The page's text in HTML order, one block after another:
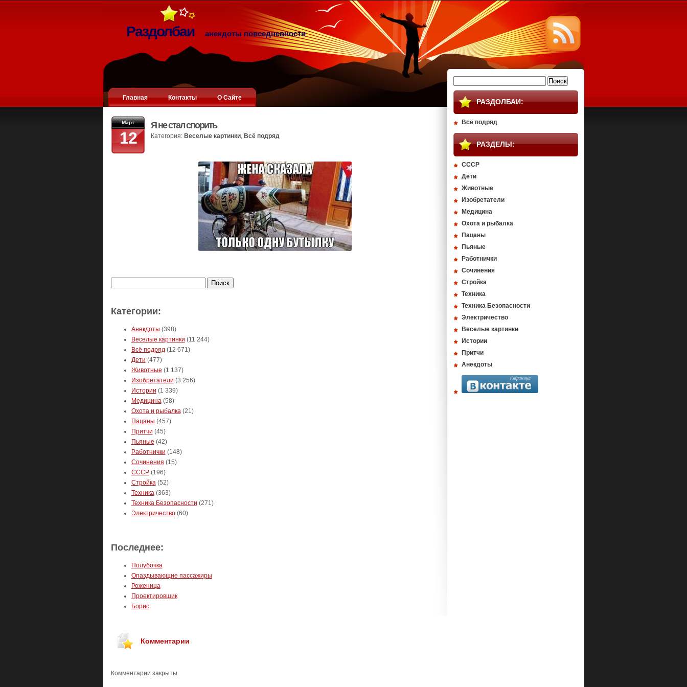
Раздолбаи анекдоты повседневности
Главная Контакты О Сайте
Март
12
Я не стал спорить
Категория: Веселые картинки, Всё подряд
Категории:
Анекдоты (398)
Веселые картинки (11 244)
Всё подряд(12 671)
Дети (477)
Животные (1 137)
Изобретатели (3 256)
Истории (1 339)
Медицина(58)
Охота и рыбалка(21)
Пацаны (457)
Притчи (45)
Пьяные (42)
Работнички (148)
Сочинения (15)
СССР(196)
Стройка(52)
Техника(363)
Техника Безопасности (271)
Электричество(60)
Последнее:
Полубочка
Опаздывающие пассажиры
Роженица
Проектировщик
Борис
Комментарии
Комментарии закрыты.
РАЗДОЛБАИ:
Всё подряд
РАЗДЕЛЫ:
СССР
Дети
Животные
Изобретатели
Медицина
Охота и рыбалка
Пацаны
Пьяные
Работнички
Сочинения
Стройка
Техника
Техника Безопасности
Электричество
Веселые картинки
Истории
Притчи
Анекдоты